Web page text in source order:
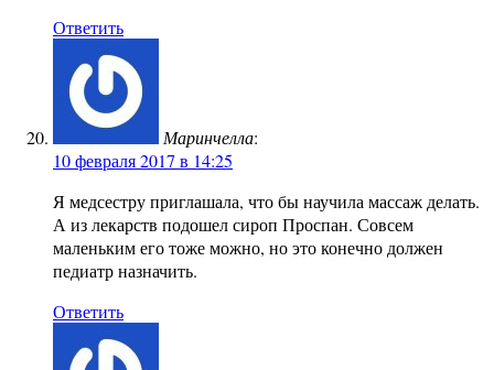
Ответить
Маринчелла:
10 февраля 2017 в 14:25
Я медсестру приглашала, что бы научила массаж делать.
А из лекарств подошел сироп Проспан. Совсем
маленьким его тоже можно, но это конечно должен
педиатр назначить.
Ответить